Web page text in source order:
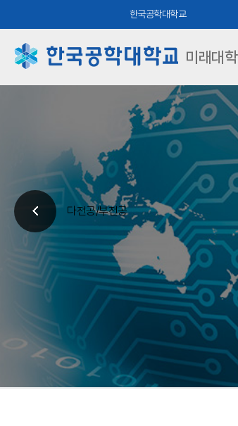
한국공학대학교
미래대학
다전공/부전공